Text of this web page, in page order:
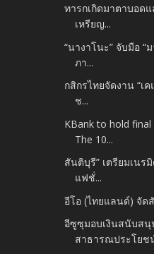
ทารกเกิดมาตาบอด
เหรียญ...
“นางาโนะ” จับมือ “
ภา...
กสิกรไทยจัดงาน “เ
ช...
KBank to hold final
The 10...
สันติบุรี” เตรียมเนร
แฟชั่...
อีโอ (ไทยแลนด์) จัด
อีซูซุมอบเงินสนับสนุ
สาธารณประโยช